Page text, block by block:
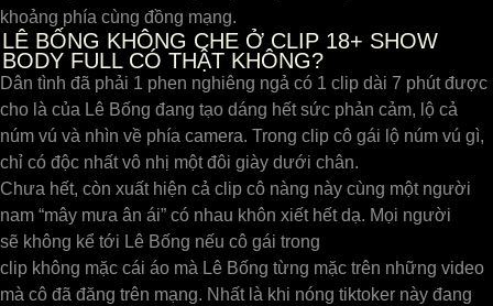
khoảng phía cùng đồng mạng.
LÊ BỐNG KHÔNG CHE Ở CLIP 18+ SHOW
BODY FULL CÓ THẬT KHÔNG?
Dân tình đã phải 1 phen nghiêng ngả có 1 clip dài 7 phút được
cho là của Lê Bống đang tạo dáng hết sức phản cảm, lộ cả
núm vú và nhìn về phía camera. Trong clip cô gái lộ núm vú gì,
chỉ có độc nhất vô nhị một đôi giày dưới chân.
Chưa hết, còn xuất hiện cả clip cô nàng này cùng một người
nam “mây mưa ân ái” có nhau khôn xiết hết dạ. Mọi người
sẽ không kể tới Lê Bống nếu cô gái trong
clip không mặc cái áo mà Lê Bống từng mặc trên những video
mà cô đã đăng trên mạng. Nhất là khi nóng tiktoker này đang